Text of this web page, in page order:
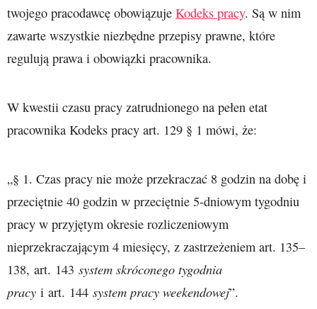
twojego pracodawcę obowiązuje Kodeks pracy. Są w nim
zawarte wszystkie niezbędne przepisy prawne, które
regulują prawa i obowiązki pracownika.
W kwestii czasu pracy zatrudnionego na pełen etat
pracownika Kodeks pracy art. 129 § 1 mówi, że:
„§ 1. Czas pracy nie może przekraczać 8 godzin na dobę i
przeciętnie 40 godzin w przeciętnie 5-dniowym tygodniu
pracy w przyjętym okresie rozliczeniowym
nieprzekraczającym 4 miesięcy, z zastrzeżeniem art. 135–
138, art. 143 system skróconego tygodnia
pracy i art. 144 system pracy weekendowej”.